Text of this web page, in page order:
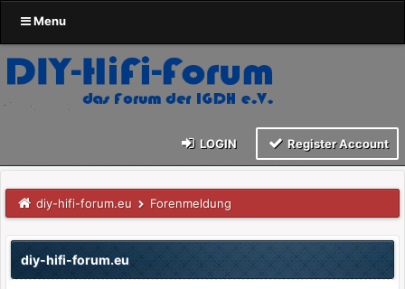
Menu
LOGIN Register Account
diy-hifi-forum.eu Forenmeldung
diy-hifi-forum.eu